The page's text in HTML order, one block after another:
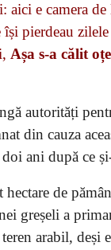
aici e camera
pierdeau
Așa s-a călit
autorități
din cauza
ani după ce
de
greșeli a
arabil, deși